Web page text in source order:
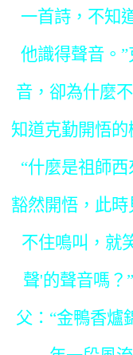
一首詩，不知
他識得聲音。
音，卻為什麼
知道克勤開悟的
“什麼是祖師
豁然開悟，此
不住鳴叫，就
聲'的聲音嗎？
父：“金鴨香爐